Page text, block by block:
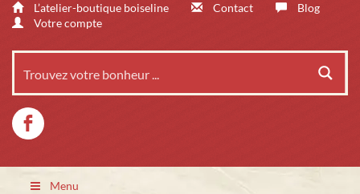
L’atelier-boutique boiseline Contact
Blog
Votre compte
Menu